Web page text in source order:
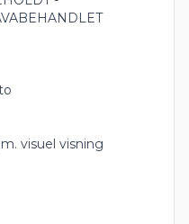
visuel visning